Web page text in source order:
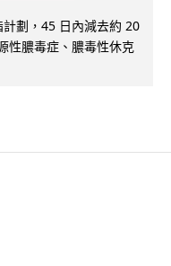
劃，45 日內減去約 20
性膿毒症、膿毒性休克